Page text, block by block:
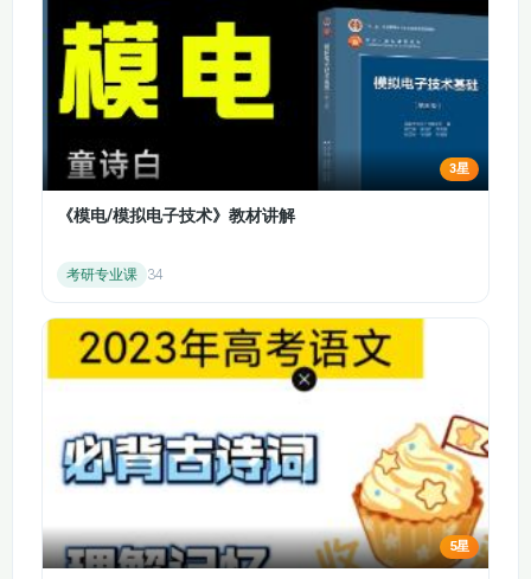
第4节：数量守恒
第5节：移多补少
第6节：比较符号
第7节：空间方位(上)
第8节：空间方位(下)
第9节：列队来表演
第9节：数的组成（上）
第10节：数的组成（下）
第12节：减法启蒙
第15节：玩转三角形
第16节：玩转四边形
第17节：图形摆拼
第19节：认识数位
第20节：排队问题（上）
第22节：分类启蒙
第32节：认识圆柱体
3星
《模电/模拟电子技术》教材讲解
考研专业课 34
5星